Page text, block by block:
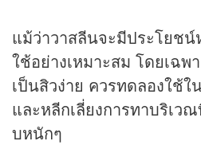
แม้ว่าวาสลีนจะมีประโยช
ใช้อย่างเหมาะสม โดยเฉ
เป็นสิวง่าย ควรทดลองใช้
และหลีกเลี่ยงการทาบริเว
บหนักๆ